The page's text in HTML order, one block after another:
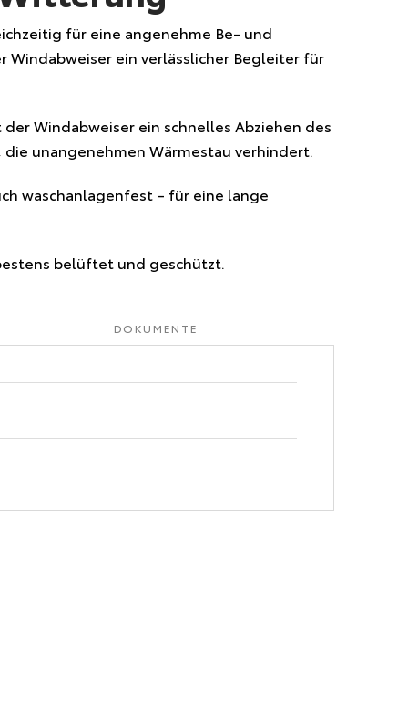
für eine angenehme Be- und
Windabweiser ein verlässlicher Begleiter für
Windabweiser ein schnelles Abziehen des
unangenehmen Wärmestau verhindert.
waschanlagenfest – für eine lange
belüftet und geschützt.
DOKUMENTE